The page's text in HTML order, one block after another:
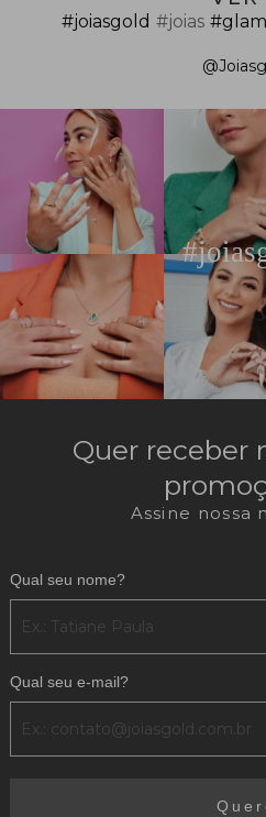
#joiasgold #joias
Quer receber
Assine nossa
Qual seu nome?
Qual seu e-mail?